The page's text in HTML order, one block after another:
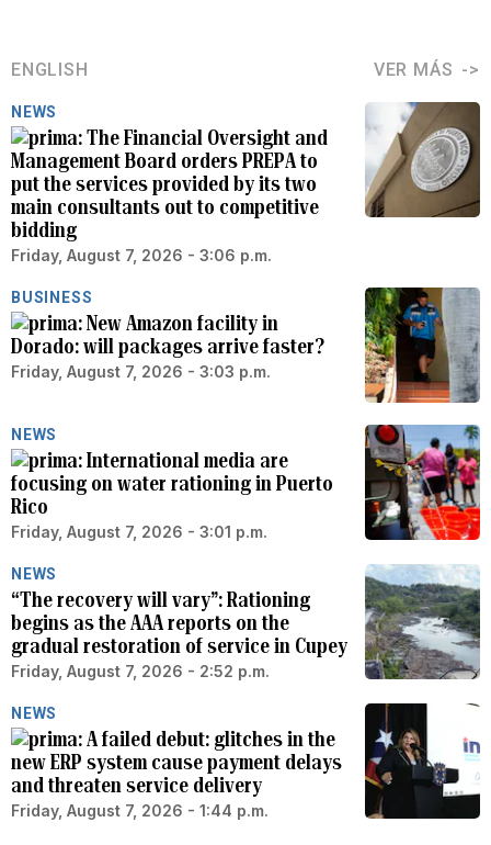
ENGLISH VER MÁS
NEWS
The Financial Oversight and
Management Board orders PREPA to
put the services provided by its two
main consultants out to competitive
bidding
Friday, August 7, 2026 - 3:06 p.m.
BUSINESS
New Amazon facility in
Dorado: will packages arrive faster?
Friday, August 7, 2026 - 3:03 p.m.
NEWS
International media are
focusing on water rationing in Puerto
Rico
Friday, August 7, 2026 - 3:01 p.m.
NEWS
“The recovery will vary”: Rationing
begins as the AAA reports on the
gradual restoration of service in Cupey
Friday, August 7, 2026 - 2:52 p.m.
NEWS
A failed debut: glitches in the
new ERP system cause payment delays
and threaten service delivery
Friday, August 7, 2026 - 1:44 p.m.